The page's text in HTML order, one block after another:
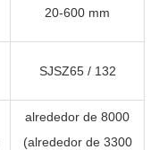
20-600 mm
SJSZ65 / 132
alrededor de 8000
(alrededor de 3300